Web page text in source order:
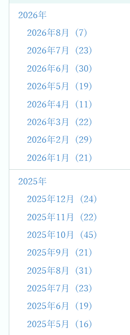
2026年
2026年8月 (7)
2026年7月 (23)
2026年6月 (30)
2026年5月 (19)
2026年4月 (11)
2026年3月 (22)
2026年2月 (29)
2026年1月 (21)
2025年
2025年12月 (24)
2025年11月 (22)
2025年10月 (45)
2025年9月 (21)
2025年8月 (31)
2025年7月 (23)
2025年6月 (19)
2025年5月 (16)